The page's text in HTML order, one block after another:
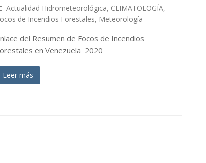
Actualidad Hidrometeorológica, CLIMATOLOGÍA,
de Incendios Forestales, Meteorología
del Resumen de Focos de Incendios
en Venezuela 2020
Leer más